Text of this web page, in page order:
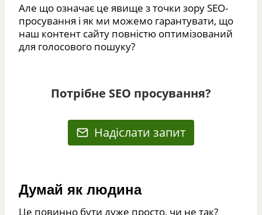
Але що означає це явище з точки зору SEO-
просування і як ми можемо гарантувати, що
наш контент сайту повністю оптимізований
для голосового пошуку?
Потрібне SEO просування?
Надіслати запит
Думай як людина
Це повинно бути дуже просто, чи не так?